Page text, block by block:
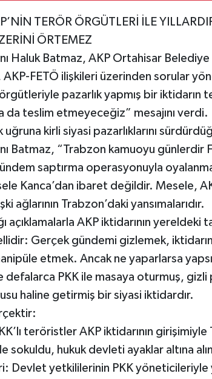
TERÖR ÖRGÜTLERİ İLE
ÖRTEMEZ
Haluk Batmaz, AKP Ortahisar
AKP-FETÖ ilişkileri üzerinden sorular
pazarlık yapmış bir iktidarın
da teslim etmeyeceğiz” mesajını verdi.
uğruna kirli siyasi pazarlıklarını
Batmaz, “Trabzon kamuoyu günlerdir
saptırma operasyonuyla
Kanca’dan ibaret değildir. Mesele,
ağlarının Trabzon’daki yansımalarıdır.
açıklamalarla AKP iktidarının yereldeki
Gerçek gündemi gizlemek,
etmek. Ancak ne yaparlarsa
PKK ile masaya oturmuş, gizli
haline getirmiş bir siyasi iktidardır.
teröristler AKP iktidarının girişimiyle
sokuldu, hukuk devleti ayaklar altına
Devlet yetkililerinin PKK yöneticileriyle